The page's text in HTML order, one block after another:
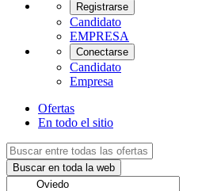
Registrarse
Candidato
EMPRESA
Conectarse
Candidato
Empresa
Ofertas
En todo el sitio